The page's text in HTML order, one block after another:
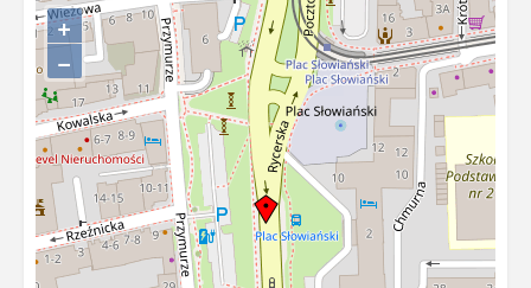
wzorem do dalszego naśladowania tego
stylu w kolejnych latach. W końcu XIX
wieku budynek w którym znajdował się
sklep kolonialny, przejął Paul Salewski
który stworzył rodzinną firmę
handlującą towarami delikatesowymi. W
roku 1925 przebudowano parter
tworząc nową witrynę sklepową.
Wczesnej wiosny 1945 r budynek nie
przetrzymał ale w 2008 r przystąpiono
do rekonstrukcji obiektu i umieszczono
w nim hotel "Pod Lwem".
+
−